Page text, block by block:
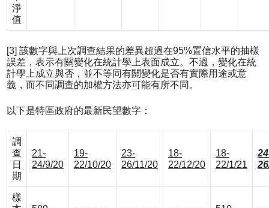
淨
值
[3] 該數字與上次調查結果的差異超過在95%置信水平的抽樣
誤差，表示有關變化在統計學上表面成立。不過，變化在統
計學上成立與否，並不等同有關變化是否有實際用途或意
義，而不同調查的加權方法亦可能有所不同。
以下是特區政府的最新民望數字：
調
查
日
期
21-
24/9/20
19-
22/10/20
23-
26/11/20
18-
22/12/20
18-
22/1/21
樣